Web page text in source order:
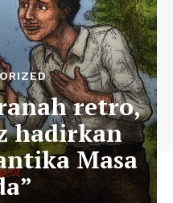
retro,
hadirkan
Masa